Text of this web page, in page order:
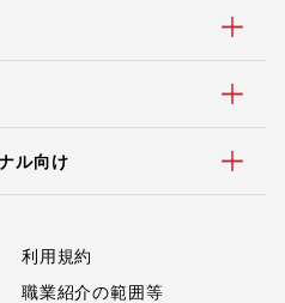
ル向け
利用規約
職業紹介の範囲等